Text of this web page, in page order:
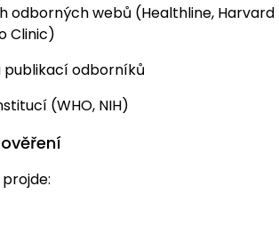
odborných webů (Healthline, Harvard
Clinic)
publikací odborníků
(WHO, NIH)